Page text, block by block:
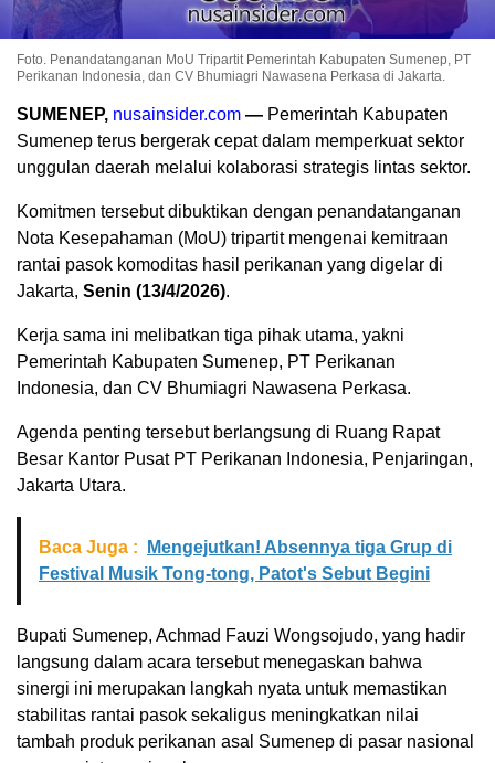
Foto. Penandatanganan MoU Tripartit Pemerintah Kabupaten Sumenep, PT
Perikanan Indonesia, dan CV Bhumiagri Nawasena Perkasa di Jakarta.
SUMENEP, nusainsider.com — Pemerintah Kabupaten
Sumenep terus bergerak cepat dalam memperkuat sektor
unggulan daerah melalui kolaborasi strategis lintas sektor.
Komitmen tersebut dibuktikan dengan penandatanganan
Nota Kesepahaman (MoU) tripartit mengenai kemitraan
rantai pasok komoditas hasil perikanan yang digelar di
Jakarta, Senin (13/4/2026).
Kerja sama ini melibatkan tiga pihak utama, yakni
Pemerintah Kabupaten Sumenep, PT Perikanan
Indonesia, dan CV Bhumiagri Nawasena Perkasa.
Agenda penting tersebut berlangsung di Ruang Rapat
Besar Kantor Pusat PT Perikanan Indonesia, Penjaringan,
Jakarta Utara.
Baca Juga :
Mengejutkan! Absennya tiga Grup di
Festival Musik Tong-tong, Patot's Sebut Begini
Bupati Sumenep, Achmad Fauzi Wongsojudo, yang hadir
langsung dalam acara tersebut menegaskan bahwa
sinergi ini merupakan langkah nyata untuk memastikan
stabilitas rantai pasok sekaligus meningkatkan nilai
tambah produk perikanan asal Sumenep di pasar nasional